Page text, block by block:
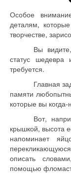
Особое
деталям,
творчестве,
Вы
статус шедевра
требуется.
Главная
памяти
которые вы
Вот,
крышкой, высота
напоминает
описать
помощью